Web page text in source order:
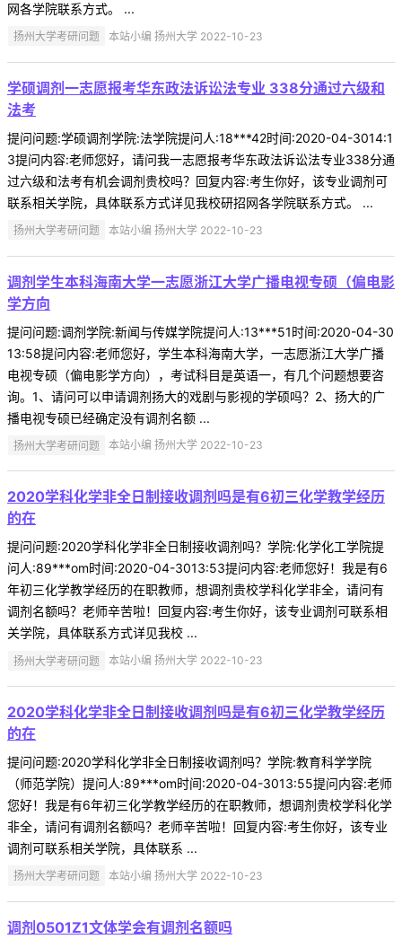
网各学院联系方式。 ...
扬州大学考研问题 本站小编 扬州大学 2022-10-23
学硕调剂一志愿报考华东政法诉讼法专业 338分通过六级和
法考
提问问题:学硕调剂学院:法学院提问人:18***42时间:2020-04-3014:1
3提问内容:老师您好，请问我一志愿报考华东政法诉讼法专业338分通
过六级和法考有机会调剂贵校吗？回复内容:考生你好，该专业调剂可
联系相关学院，具体联系方式详见我校研招网各学院联系方式。 ...
扬州大学考研问题 本站小编 扬州大学 2022-10-23
调剂学生本科海南大学一志愿浙江大学广播电视专硕（偏电影
学方向
提问问题:调剂学院:新闻与传媒学院提问人:13***51时间:2020-04-30
13:58提问内容:老师您好，学生本科海南大学，一志愿浙江大学广播
电视专硕（偏电影学方向），考试科目是英语一，有几个问题想要咨
询。1、请问可以申请调剂扬大的戏剧与影视的学硕吗？2、扬大的广
播电视专硕已经确定没有调剂名额 ...
扬州大学考研问题 本站小编 扬州大学 2022-10-23
2020学科化学非全日制接收调剂吗是有6初三化学教学经历
的在
提问问题:2020学科化学非全日制接收调剂吗？学院:化学化工学院提
问人:89***om时间:2020-04-3013:53提问内容:老师您好！我是有6
年初三化学教学经历的在职教师，想调剂贵校学科化学非全，请问有
调剂名额吗？老师辛苦啦！回复内容:考生你好，该专业调剂可联系相
关学院，具体联系方式详见我校 ...
扬州大学考研问题 本站小编 扬州大学 2022-10-23
2020学科化学非全日制接收调剂吗是有6初三化学教学经历
的在
提问问题:2020学科化学非全日制接收调剂吗？学院:教育科学学院
（师范学院）提问人:89***om时间:2020-04-3013:55提问内容:老师
您好！我是有6年初三化学教学经历的在职教师，想调剂贵校学科化学
非全，请问有调剂名额吗？老师辛苦啦！回复内容:考生你好，该专业
调剂可联系相关学院，具体联系 ...
扬州大学考研问题 本站小编 扬州大学 2022-10-23
调剂0501Z1文体学会有调剂名额吗